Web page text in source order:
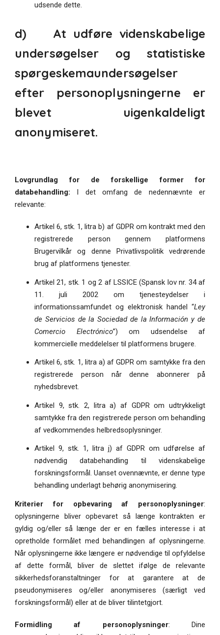
udsende dette.
d) At udføre videnskabelige
undersøgelser og statistiske
spørgeskemaundersøgelser
efter personoplysningerne er
blevet uigenkaldeligt
anonymiseret.
Lovgrundlag for de forskellige former for
databehandling: I det omfang de nedennævnte er
relevante:
Artikel 6, stk. 1, litra b) af GDPR om kontrakt med den
registrerede person gennem platformens
Brugervilkår og denne Privatlivspolitik vedrørende
brug af platformens tjenester.
Artikel 21, stk. 1 og 2 af LSSICE (Spansk lov nr. 34 af
11. juli 2002 om tjenesteydelser i
informationssamfundet og elektronisk handel “Ley
de Servicios de la Sociedad de la Información y de
Comercio Electrónico”) om udsendelse af
kommercielle meddelelser til platformens brugere.
Artikel 6, stk. 1, litra a) af GDPR om samtykke fra den
registrerede person når denne abonnerer på
nyhedsbrevet.
Artikel 9, stk. 2, litra a) af GDPR om udtrykkeligt
samtykke fra den registrerede person om behandling
af vedkommendes helbredsoplysninger.
Artikel 9, stk. 1, litra j) af GDPR om udførelse af
nødvendig databehandling til videnskabelige
forskningsformål. Uanset ovennævnte, er denne type
behandling underlagt behørig anonymisering.
Kriterier for opbevaring af personoplysninger:
oplysningerne bliver opbevaret så længe kontrakten er
gyldig og/eller så længe der er en fælles interesse i at
opretholde formålet med behandlingen af oplysningerne.
Når oplysningerne ikke længere er nødvendige til opfyldelse
af dette formål, bliver de slettet ifølge de relevante
sikkerhedsforanstaltninger for at garantere at de
pseudonymiseres og/eller anonymiseres (særligt ved
forskningsformål) eller at de bliver tilintetgjort.
Formidling af personoplysninger: Dine